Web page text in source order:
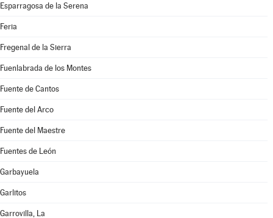
Esparragosa de la Serena
Feria
Fregenal de la Sierra
Fuenlabrada de los Montes
Fuente de Cantos
Fuente del Arco
Fuente del Maestre
Fuentes de León
Garbayuela
Garlitos
Garrovilla, La